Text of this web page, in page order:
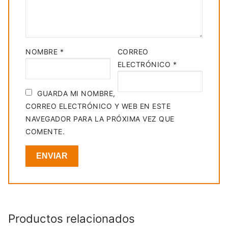
NOMBRE *
CORREO
ELECTRÓNICO *
GUARDA MI NOMBRE,
CORREO ELECTRÓNICO Y WEB EN ESTE
NAVEGADOR PARA LA PRÓXIMA VEZ QUE
COMENTE.
Productos relacionados